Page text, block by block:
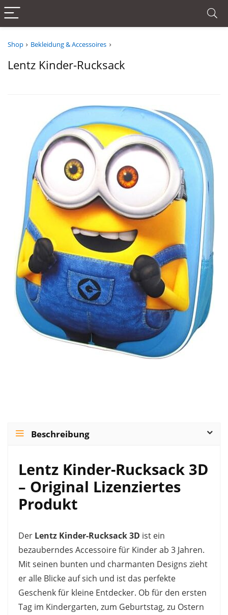
Shop Bekleidung & Accessoires
Lentz Kinder-Rucksack
Beschreibung
Lentz Kinder-Rucksack 3D
– Original Lizenziertes
Produkt
Der Lentz Kinder-Rucksack 3D ist ein
bezauberndes Accessoire für Kinder ab 3 Jahren.
Mit seinen bunten und charmanten Designs zieht
er alle Blicke auf sich und ist das perfekte
Geschenk für kleine Entdecker. Ob für den ersten
Tag im Kindergarten, zum Geburtstag, zu Ostern